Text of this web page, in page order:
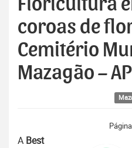
Floricultura
coroas de
Cemitério
Mazagão – AP
A Best